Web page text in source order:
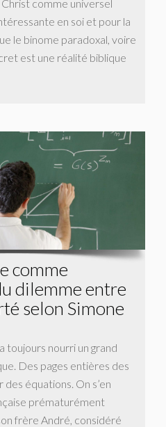
comme universel
en soi et pour la
le binome paradoxal, voire
est une réalité biblique
comme
dilemme entre
selon Simone
toujours nourri un grand
Des pages entières des
équations. On s’en
prématurément
frère André, considéré